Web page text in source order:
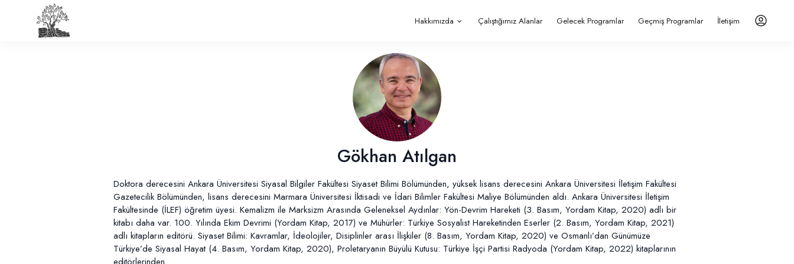
Hakkımızda Çalıştığımız Alanlar Gelecek Programlar Geçmiş Programlar İletişim
Gökhan Atılgan
Doktora derecesini Ankara Üniversitesi Siyasal Bilgiler Fakültesi Siyaset Bilimi Bölümünden, yüksek lisans derecesini Ankara Üniversitesi İletişim Fakültesi
Gazetecilik Bölümünden, lisans derecesini Marmara Üniversitesi İktisadi ve İdari Bilimler Fakültesi Maliye Bölümünden aldı. Ankara Üniversitesi İletişim
Fakültesinde (İLEF) öğretim üyesi. Kemalizm ile Marksizm Arasında Geleneksel Aydınlar: Yön-Devrim Hareketi (3. Basım, Yordam Kitap, 2020) adlı bir
kitabı daha var. 100. Yılında Ekim Devrimi (Yordam Kitap, 2017) ve Mühürler: Türkiye Sosyalist Hareketinden Eserler (2. Basım, Yordam Kitap, 2021)
adlı kitapların editörü. Siyaset Bilimi: Kavramlar, İdeolojiler, Disiplinler arası İlişkiler (8. Basım, Yordam Kitap, 2020) ve Osmanlı’dan Günümüze
Türkiye’de Siyasal Hayat (4. Basım, Yordam Kitap, 2020), Proletaryanın Büyülü Kutusu: Türkiye İşçi Partisi Radyoda (Yordam Kitap, 2022) kitaplarının